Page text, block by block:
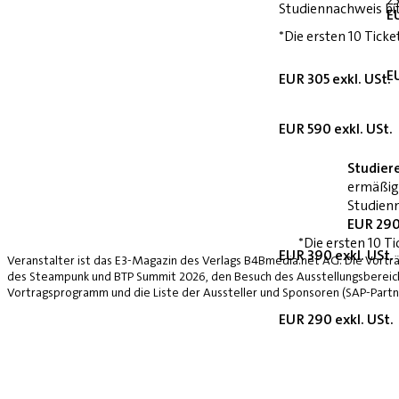
Studiennachweis
*Die ersten 10
EUR 305 exkl. USt.
EUR 590 exkl. USt.
EUR 390 exkl. USt.
EUR 290 exkl. USt.
EUR
*Die ersten 10
Veranstalter ist das E3-Magazin des Verlags B4Bmedia.net AG. Die
des Steampunk und BTP Summit 2026, den Besuch des
Vortragsprogramm und die Liste der Aussteller und Sponsoren (SAP-